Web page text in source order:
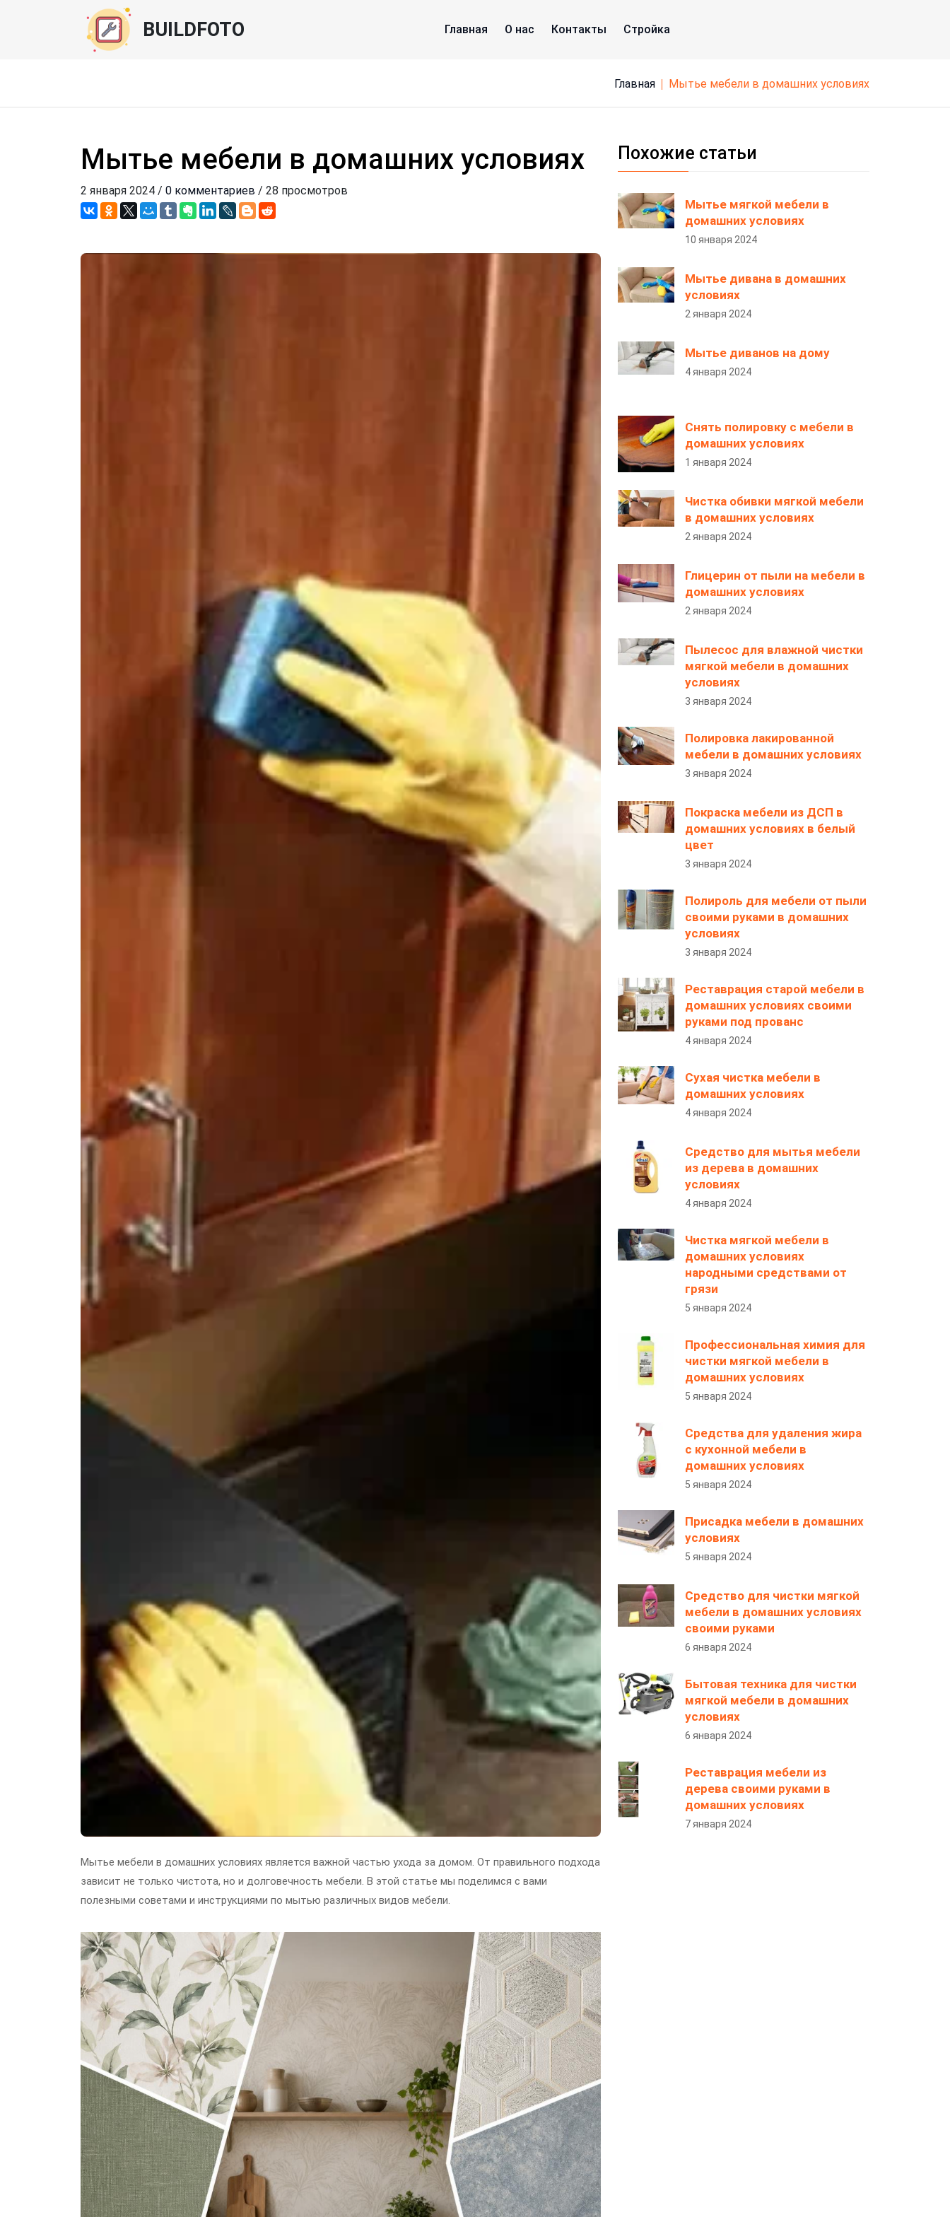
BUILDFOTO Главная О нас Контакты Стройка
Главная мытье мебели в домашних условиях
Мытье мебели в домашних условиях
2 января 2024 / 0 комментариев / 28 просмотров
Мытье мебели в домашних условиях является важной частью ухода за домом. От правильного подхода
зависит не только чистота, но и долговечность мебели. В этой статье мы поделимся с вами
полезными советами и инструкциями по мытью различных видов мебели.
Похожие статьи
Мытье мягкой мебели в
домашних условиях
10 января 2024
Мытье дивана в домашних
условиях
2 января 2024
Мытье диванов на дому
4 января 2024
Снять полировку с мебели в
домашних условиях
1 января 2024
Чистка обивки мягкой мебели
в домашних условиях
2 января 2024
Глицерин от пыли на мебели в
домашних условиях
2 января 2024
Пылесос для влажной чистки
мягкой мебели в домашних
условиях
3 января 2024
Полировка лакированной
мебели в домашних условиях
3 января 2024
Покраска мебели из ДСП в
домашних условиях в белый
цвет
3 января 2024
Полироль для мебели от пыли
своими руками в домашних
условиях
3 января 2024
Реставрация старой мебели в
домашних условиях своими
руками под прованс
4 января 2024
Сухая чистка мебели в
домашних условиях
4 января 2024
Средство для мытья мебели
из дерева в домашних
условиях
4 января 2024
Чистка мягкой мебели в
домашних условиях
народными средствами от
грязи
5 января 2024
Профессиональная химия для
чистки мягкой мебели в
домашних условиях
5 января 2024
Средства для удаления жира
с кухонной мебели в
домашних условиях
5 января 2024
Присадка мебели в домашних
условиях
5 января 2024
Средство для чистки мягкой
мебели в домашних условиях
своими руками
6 января 2024
Бытовая техника для чистки
мягкой мебели в домашних
условиях
6 января 2024
Реставрация мебели из
дерева своими руками в
домашних условиях
7 января 2024